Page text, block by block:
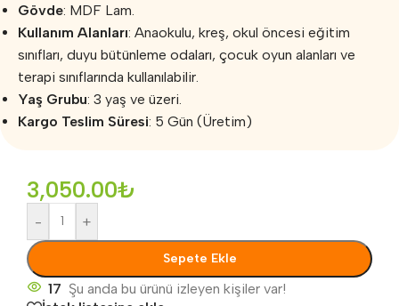
Gövde: MDF Lam.
Kullanım Alanları: Anaokulu, kreş, okul öncesi eğitim
sınıfları, duyu bütünleme odaları, çocuk oyun alanları ve
terapi sınıflarında kullanılabilir.
Yaş Grubu: 3 yaş ve üzeri.
Kargo Teslim Süresi: 5 Gün (Üretim)
3,050.00₺
- +
Sepete Ekle
17 Şu anda bu ürünü izleyen kişiler var!